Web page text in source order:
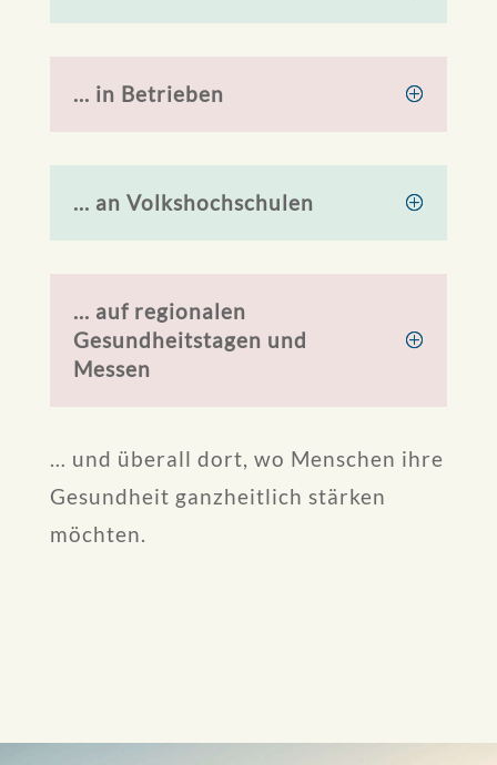
... in Betrieben
... an Volkshochschulen
... auf regionalen
Gesundheitstagen und
Messen
… und überall dort, wo Menschen ihre
Gesundheit ganzheitlich stärken
möchten.